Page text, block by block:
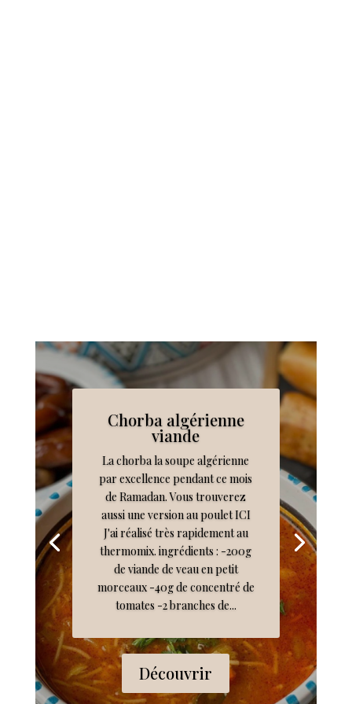
Chorba algérienne
viande
La chorba la soupe algérienne
par excellence pendant ce mois
de Ramadan. Vous trouverez
aussi une version au poulet ICI
J'ai réalisé très rapidement au
thermomix. ingrédients : -200g
de viande de veau en petit
morceaux -40g de concentré de
tomates -2 branches de...
Découvrir